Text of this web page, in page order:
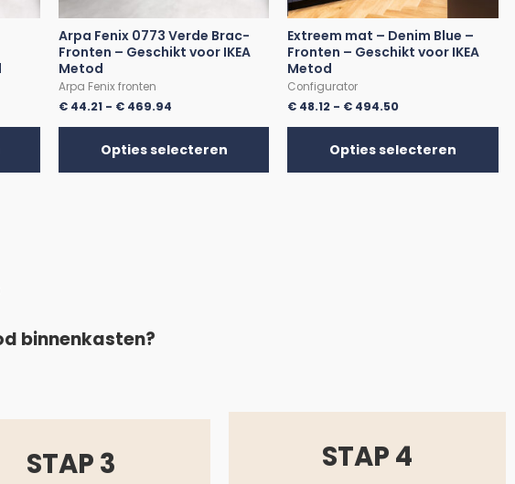
Arpa Fenix 0773 Verde Brac-
Fronten – Geschikt voor IKEA
Metod
Arpa Fenix fronten
€ 44.21 - € 469.94
Opties selecteren
Extreem mat – Denim Blue –
Fronten – Geschikt voor IKEA
Metod
Configurator
€ 48.12 - € 494.50
Opties selecteren
binnenkasten?
STAP 3 STAP 4